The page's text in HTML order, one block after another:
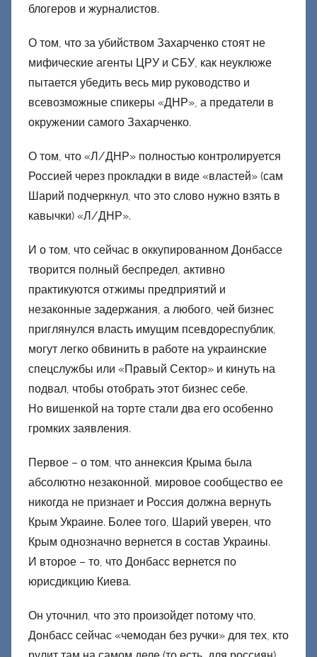
блогеров и журналистов.
О том, что за убийством Захарченко стоят не
мифические агенты ЦРУ и СБУ, как неуклюже
пытается убедить весь мир руководство и
всевозможные спикеры «ДНР», а предатели в
окружении самого Захарченко.
О том, что «Л/ДНР» полностью контролируется
Россией через прокладки в виде «властей» (сам
Шарий подчеркнул, что это слово нужно взять в
кавычки) «Л/ДНР».
И о том, что сейчас в оккупированном Донбассе
творится полный беспредел, активно
практикуются отжимы предприятий и
незаконные задержания, а любого, чей бизнес
приглянулся власть имущим псевдореспублик,
могут легко обвинить в работе на украинские
спецслужбы или «Правый Сектор» и кинуть на
подвал, чтобы отобрать этот бизнес себе.
Но вишенкой на торте стали два его особенно
громких заявления.
Первое – о том, что аннексия Крыма была
абсолютно незаконной, мировое сообщество ее
никогда не признает и Россия должна вернуть
Крым Украине. Более того, Шарий уверен, что
Крым однозначно вернется в состав Украины.
И второе – то, что Донбасс вернется по
юрисдикцию Киева.
Он уточнил, что это произойдет потому что,
Донбасс сейчас «чемодан без ручки» для тех, кто